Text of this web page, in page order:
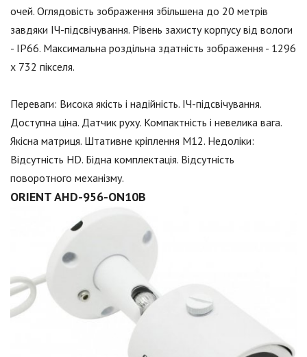
очей. Оглядовість зображення збільшена до 20 метрів
завдяки ІЧ-підсвічування. Рівень захисту корпусу від вологи
- IP66. Максимальна роздільна здатність зображення - 1296
х 732 пікселя.
Переваги: Висока якість і надійність. ІЧ-підсвічування.
Доступна ціна. Датчик руху. Компактність і невелика вага.
Якісна матриця. Штативне кріплення М12. Недоліки:
Відсутність HD. Бідна комплектація. Відсутність
поворотного механізму.
ORIENT AHD-956-ON10B